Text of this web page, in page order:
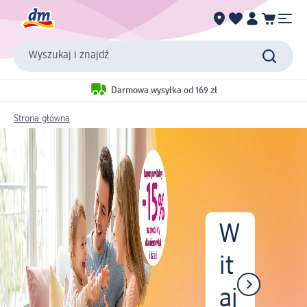
Wyszukaj i znajdź
Darmowa wysyłka od 169 zł
Strona główna
W
it
aj